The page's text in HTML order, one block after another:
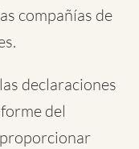
compañías de
declaraciones
del